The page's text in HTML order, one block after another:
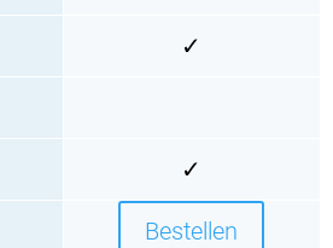
✓
✓
Bestellen